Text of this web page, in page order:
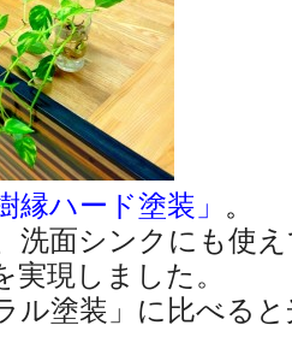
縁ハード塗装」 。
洗面シンクにも使
実現しました。
ル塗装」に比べる